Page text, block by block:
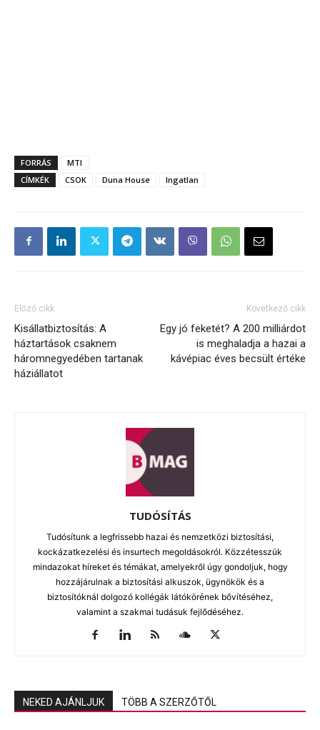
FORRÁS
MTI
CÍMKÉK
CSOK Duna House Ingatlan
Előző cikk
Kisállatbiztosítás: A
háztartások csaknem
háromnegyedében tartanak
háziállatot
Következő cikk
Egy jó feketét? A 200 milliárdot
is meghaladja a hazai a
kávépiac éves becsült értéke
TUDÓSÍTÁS
Tudósítunk a legfrissebb hazai és nemzetközi biztosítási,
kockázatkezelési és insurtech megoldásokról. Közzétesszük
mindazokat híreket és témákat, amelyekről úgy gondoljuk, hogy
hozzájárulnak a biztosítási alkuszok, ügynökök és a
biztosítóknál dolgozó kollégák látókörének bővítéséhez,
valamint a szakmai tudásuk fejlődéséhez.
NEKED AJÁNLJUK TÖBB A SZERZŐTŐL